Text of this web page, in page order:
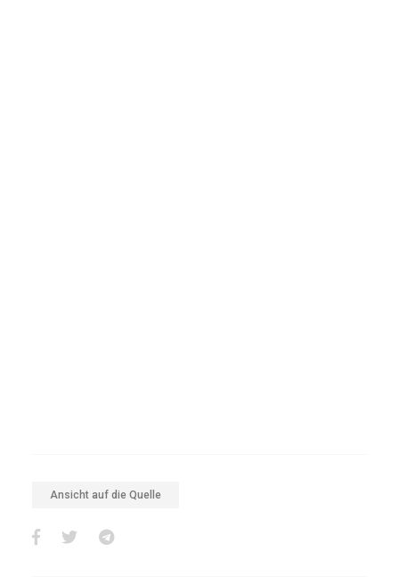
Ansicht auf die Quelle